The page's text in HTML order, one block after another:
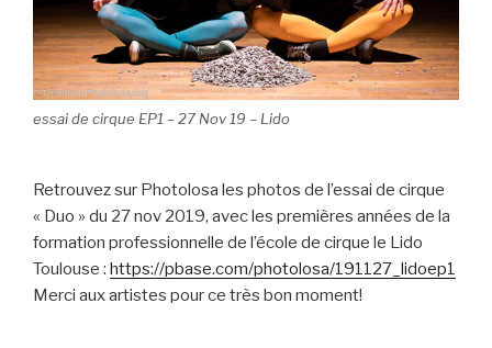
essai de cirque EP1 – 27 Nov 19 – Lido
Retrouvez sur Photolosa les photos de l’essai de cirque
« Duo » du 27 nov 2019, avec les premières années de la
formation professionnelle de l’école de cirque le Lido
Toulouse : https://pbase.com/photolosa/191127_lidoep1
Merci aux artistes pour ce très bon moment!